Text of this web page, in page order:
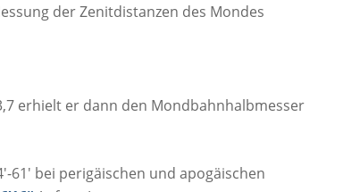
der Zenitdistanzen des Mondes
erhielt er dann den Mondbahnhalbmesser
61′ bei perigäischen und apogäischen